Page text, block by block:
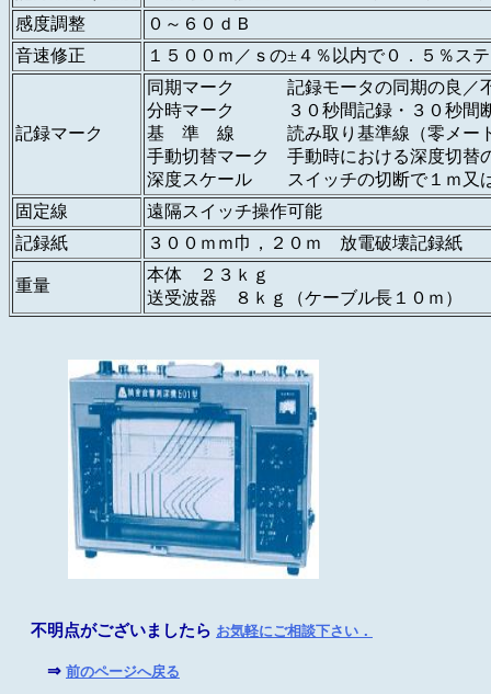
感度調整
０～６０ｄＢ
音速修正
１５００ｍ／ｓの±４％以内で０．５％ス
記録マーク
同期マーク 記録モータの同期の良／
分時マーク ３０秒間記録・３０秒間
基 準 線 読み取り基準線（零メート
手動切替マーク 手動時における深度切替
深度スケール スイッチの切断で１ｍ又
固定線
遠隔スイッチ操作可能
記録紙
３００ｍｍ巾，２０ｍ 放電破壊記録紙
重量
本体 ２３ｋｇ
送受波器 ８ｋｇ（ケーブル長１０ｍ）
不明点がございましたら お気軽にご相談下さい．
⇒ 前のページへ戻る